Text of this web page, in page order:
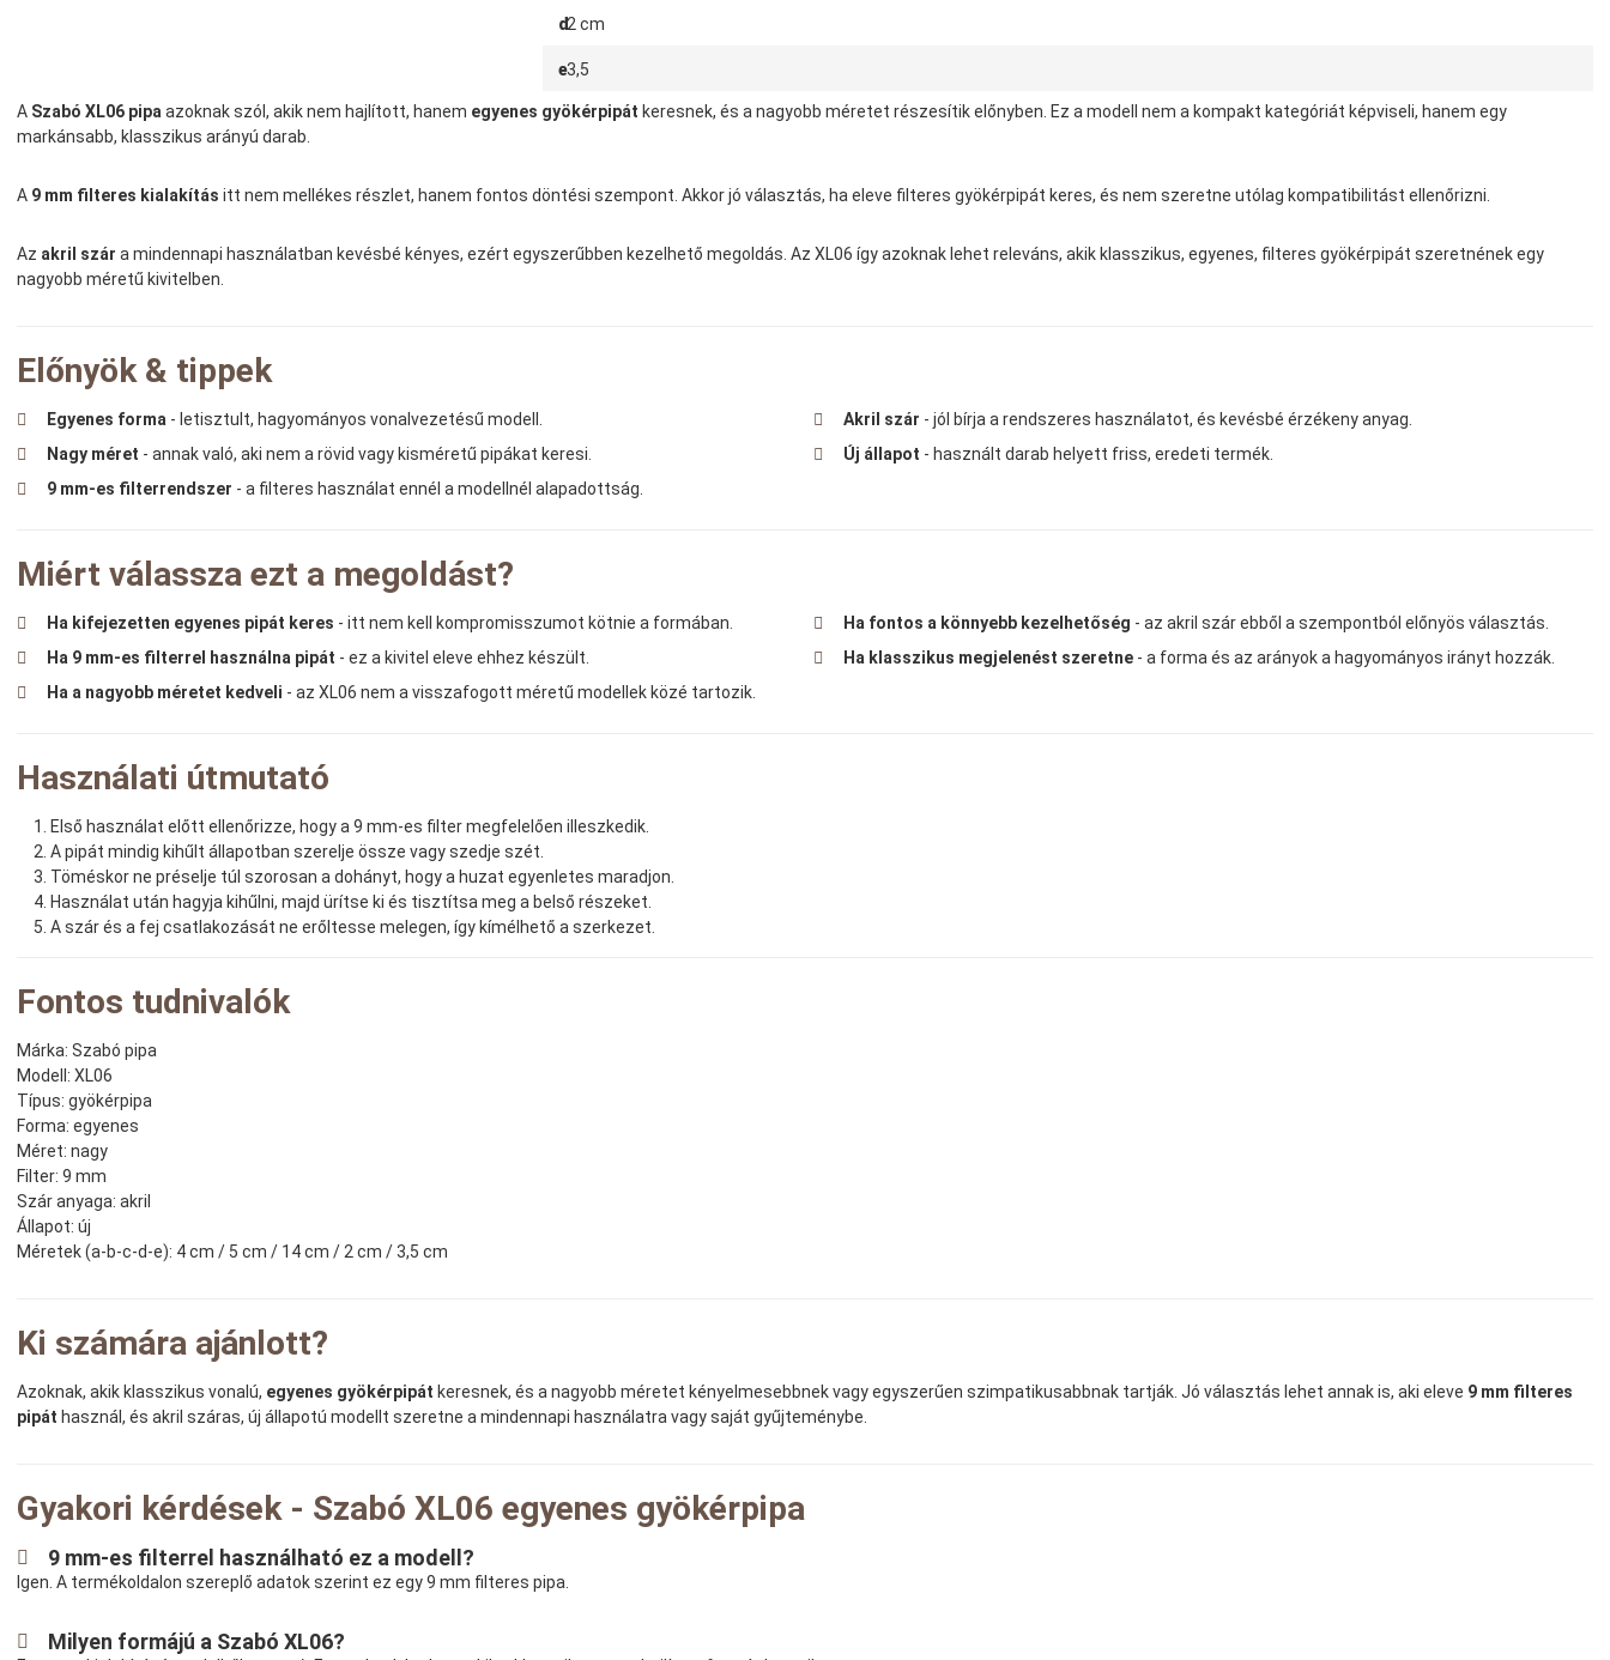
d2 cm
e3,5
A Szabó XL06 pipa azoknak szól, akik nem hajlított, hanem egyenes gyökérpipát keresnek, és a nagyobb méretet részesítik előnyben. Ez a modell nem a kompakt kategóriát képviseli, hanem egy
markánsabb, klasszikus arányú darab.
A 9 mm filteres kialakítás itt nem mellékes részlet, hanem fontos döntési szempont. Akkor jó választás, ha eleve filteres gyökérpipát keres, és nem szeretne utólag kompatibilitást ellenőrizni.
Az akril szár a mindennapi használatban kevésbé kényes, ezért egyszerűbben kezelhető megoldás. Az XL06 így azoknak lehet releváns, akik klasszikus, egyenes, filteres gyökérpipát szeretnének egy
nagyobb méretű kivitelben.
Előnyök & tippek
Egyenes forma - letisztult, hagyományos vonalvezetésű modell.
Nagy méret - annak való, aki nem a rövid vagy kisméretű pipákat keresi.
9 mm-es filterrendszer - a filteres használat ennél a modellnél alapadottság.
Akril szár - jól bírja a rendszeres használatot, és kevésbé érzékeny anyag.
Új állapot - használt darab helyett friss, eredeti termék.
Miért válassza ezt a megoldást?
Ha kifejezetten egyenes pipát keres - itt nem kell kompromisszumot kötnie a formában.
Ha 9 mm-es filterrel használna pipát - ez a kivitel eleve ehhez készült.
Ha a nagyobb méretet kedveli - az XL06 nem a visszafogott méretű modellek közé tartozik.
Ha fontos a könnyebb kezelhetőség - az akril szár ebből a szempontból előnyös választás.
Ha klasszikus megjelenést szeretne - a forma és az arányok a hagyományos irányt hozzák.
Használati útmutató
Első használat előtt ellenőrizze, hogy a 9 mm-es filter megfelelően illeszkedik.
A pipát mindig kihűlt állapotban szerelje össze vagy szedje szét.
Töméskor ne préselje túl szorosan a dohányt, hogy a huzat egyenletes maradjon.
Használat után hagyja kihűlni, majd ürítse ki és tisztítsa meg a belső részeket.
A szár és a fej csatlakozását ne erőltesse melegen, így kímélhető a szerkezet.
Fontos tudnivalók
Márka: Szabó pipa
Modell: XL06
Típus: gyökérpipa
Forma: egyenes
Méret: nagy
Filter: 9 mm
Szár anyaga: akril
Állapot: új
Méretek (a-b-c-d-e): 4 cm / 5 cm / 14 cm / 2 cm / 3,5 cm
Ki számára ajánlott?
Azoknak, akik klasszikus vonalú, egyenes gyökérpipát keresnek, és a nagyobb méretet kényelmesebbnek vagy egyszerűen szimpatikusabbnak tartják. Jó választás lehet annak is, aki eleve 9 mm filteres
pipát használ, és akril száras, új állapotú modellt szeretne a mindennapi használatra vagy saját gyűjteménybe.
Gyakori kérdések - Szabó XL06 egyenes gyökérpipa
9 mm-es filterrel használható ez a modell?
Igen. A termékoldalon szereplő adatok szerint ez egy 9 mm filteres pipa.
Milyen formájú a Szabó XL06?